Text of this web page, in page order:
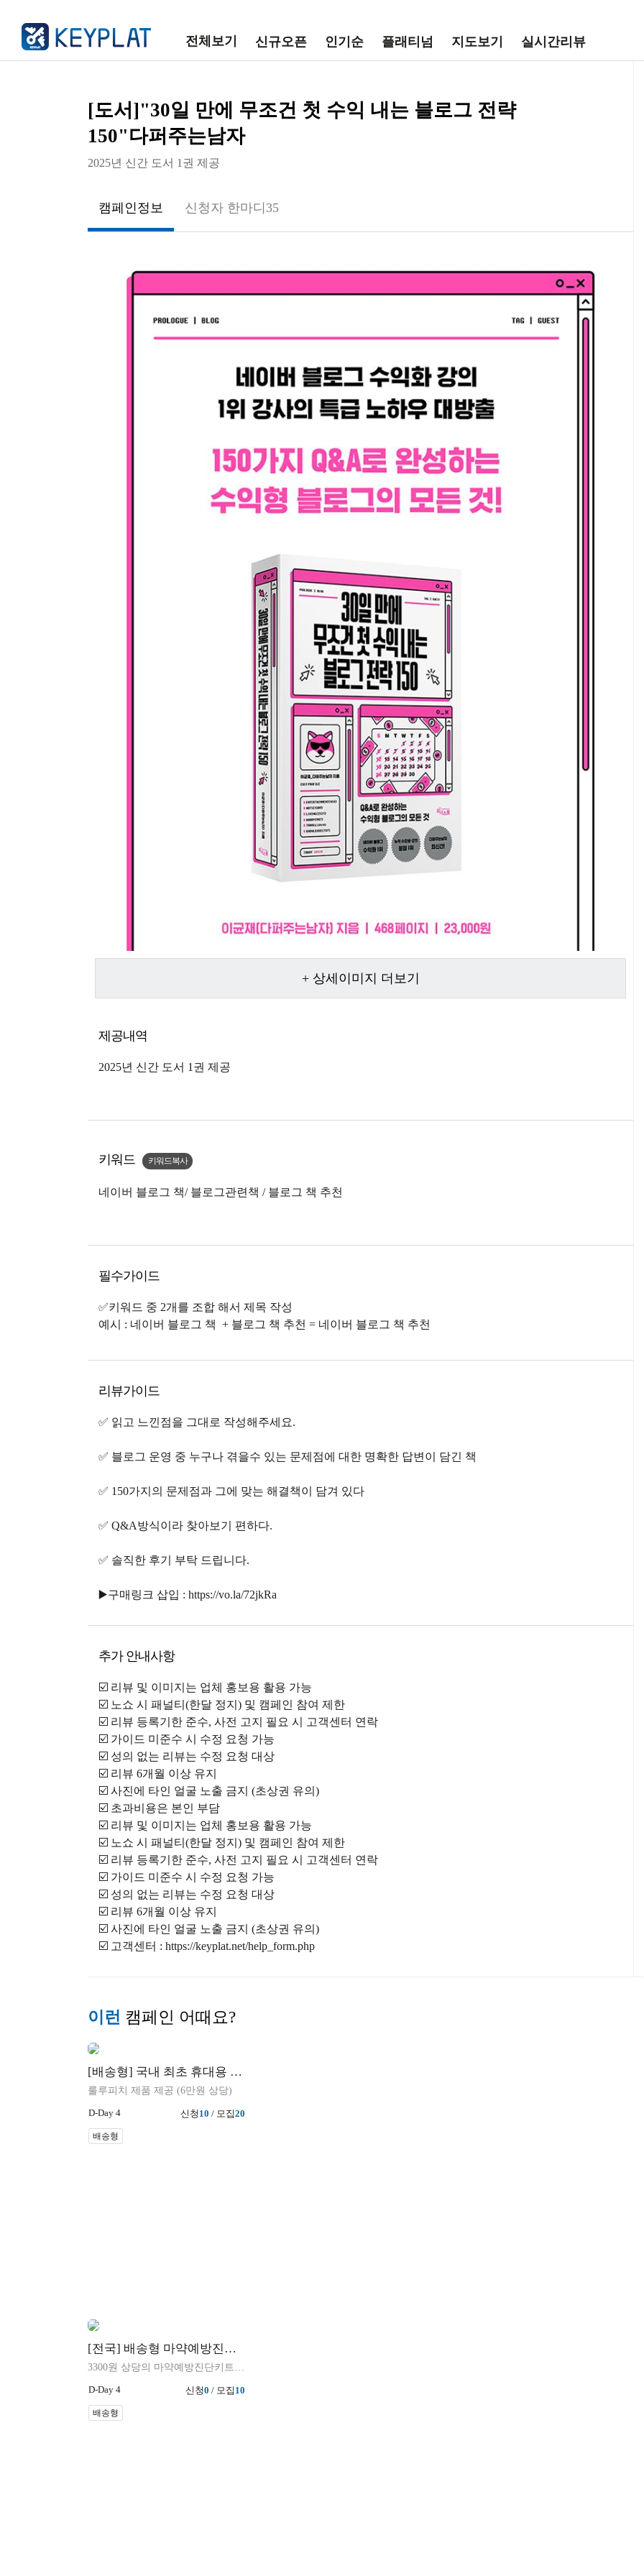
전체보기 신규오픈 인기순 플래티넘 지도보기 실시간리뷰
[도서]"30일 만에 무조건 첫 수익 내는 블로그 전략
150"다퍼주는남자
2025년 신간 도서 1권 제공
캠페인정보 신청자 한마디 35
+ 상세이미지 더보기
제공내역
2025년 신간 도서 1권 제공
키워드 키워드복사
네이버 블로그 책/ 블로그관련책 / 블로그 책 추천
필수가이드
✅키워드 중 2개를 조합 해서 제목 작성
예시 : 네이버 블로그 책 + 블로그 책 추천 = 네이버 블로그 책 추천
리뷰가이드
✅ 읽고 느낀점을 그대로 작성해주세요.
✅ 블로그 운영 중 누구나 겪을수 있는 문제점에 대한 명확한 답변이 담긴 책
✅ 150가지의 문제점과 그에 맞는 해결책이 담겨 있다
✅ Q&A방식이라 찾아보기 편하다.
✅ 솔직한 후기 부탁 드립니다.
▶️구매링크 삽입 : https://vo.la/72jkRa
추가 안내사항
☑️ 리뷰 및 이미지는 업체 홍보용 활용 가능
☑️ 노쇼 시 패널티(한달 정지) 및 캠페인 참여 제한
☑️ 리뷰 등록기한 준수, 사전 고지 필요 시 고객센터 연락
☑️ 가이드 미준수 시 수정 요청 가능
☑️ 성의 없는 리뷰는 수정 요청 대상
☑️ 리뷰 6개월 이상 유지
☑️ 사진에 타인 얼굴 노출 금지 (초상권 유의)
☑️ 초과비용은 본인 부담
☑️ 리뷰 및 이미지는 업체 홍보용 활용 가능
☑️ 노쇼 시 패널티(한달 정지) 및 캠페인 참여 제한
☑️ 리뷰 등록기한 준수, 사전 고지 필요 시 고객센터 연락
☑️ 가이드 미준수 시 수정 요청 가능
☑️ 성의 없는 리뷰는 수정 요청 대상
☑️ 리뷰 6개월 이상 유지
☑️ 사진에 타인 얼굴 노출 금지 (초상권 유의)
☑️ 고객센터 : https://keyplat.net/help_form.php
이런 캠페인 어때요?
[배송형] 국내 최초 휴대용 워터젤 비데
룰루피치 제품 제공 (6만원 상당)
D-Day 4 신청 10 / 모집20
배송형
[전국] 배송형 마약예방진단키트
3300원 상당의 마약예방진단키트 1세트 제공
D-Day 4 신청0 / 모집 10
배송형